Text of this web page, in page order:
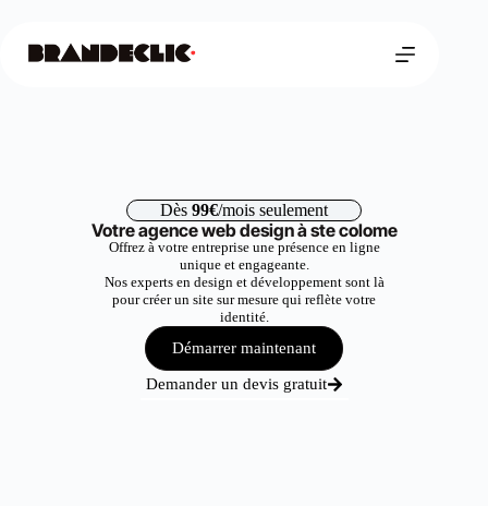
Dès 99€/mois seulement
Votre agence web design à ste colome
Offrez à votre entreprise une présence en ligne
unique et engageante.
Nos experts en design et développement sont là
pour créer un site sur mesure qui reflète votre
identité.
Démarrer maintenant
Demander un devis gratuit